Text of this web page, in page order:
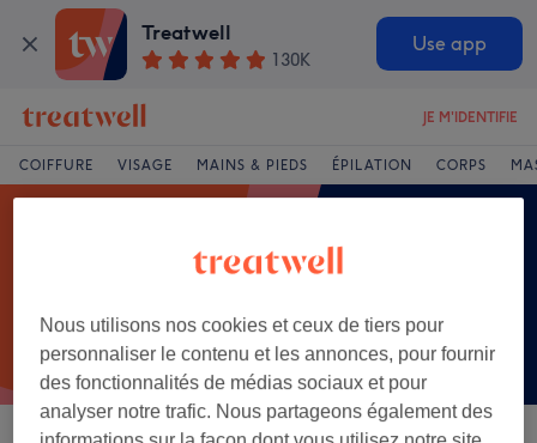
Treatwell
130K
Use app
JE M'IDENTIFIE
COIFFURE VISAGE MAINS & PIEDS ÉPILATION CORPS
Nous utilisons nos cookies et ceux de tiers pour
personnaliser le contenu et les annonces, pour fournir
des fonctionnalités de médias sociaux et pour
analyser notre trafic. Nous partageons également des